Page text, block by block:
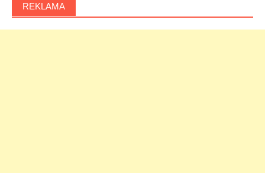
REKLAMA